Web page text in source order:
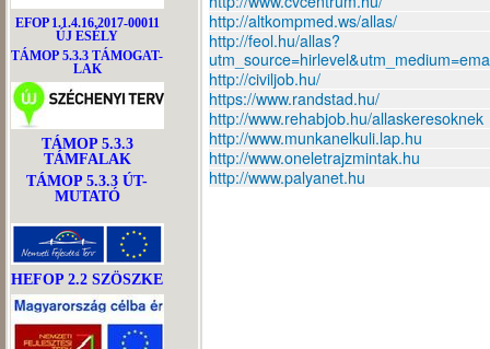
EFOP 1.1.4.16.2017-00011
ÚJ ESÉLY
TÁMOP 5.3.3 TÁMOGAT-
LAK
TÁMOP 5.3.3
TÁMFALAK
TÁMOP 5.3.3 ÚT-
MUTATÓ
HEFOP 2.2 SZÖSZKE
http://altkompmed.ws/allas/
http://feol.hu/allas?
http://civiljob.hu/
https://www.randstad.hu/
http://www.rehabjob.hu/allaskeresoknek
http://www.munkanelkuli.lap.hu
http://www.oneletrajzmintak.hu
http://www.palyanet.hu